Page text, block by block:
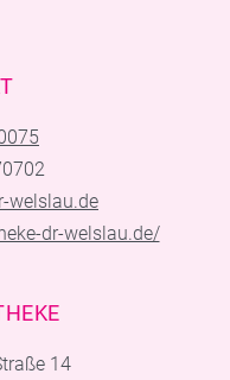
welslau.de
dr-welslau.de/
14